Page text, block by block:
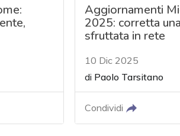
Aggiornamenti
2025: corretta
sfruttata in rete
10 Dic 2025
di Paolo Tarsitano
Condividi